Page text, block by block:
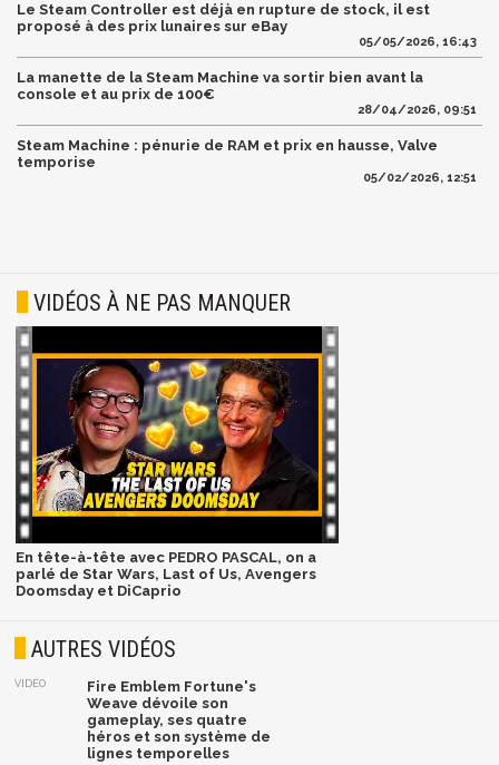
Le Steam Controller est déjà en rupture de stock, il est
proposé à des prix lunaires sur eBay
05/05/2026, 16:43
La manette de la Steam Machine va sortir bien avant la
console et au prix de 100€
28/04/2026, 09:51
Steam Machine : pénurie de RAM et prix en hausse, Valve
temporise
05/02/2026, 12:51
VIDÉOS À NE PAS MANQUER
En tête-à-tête avec PEDRO PASCAL, on a
parlé de Star Wars, Last of Us, Avengers
Doomsday et DiCaprio
AUTRES VIDÉOS
VIDÉO
Fire Emblem Fortune's
Weave dévoile son
gameplay, ses quatre
héros et son système de
lignes temporelles